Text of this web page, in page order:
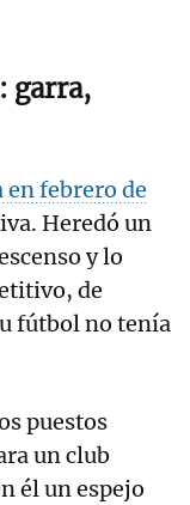
garra,
febrero de
Heredó un
y lo
de
fútbol no tenía
puestos
un club
él un espejo